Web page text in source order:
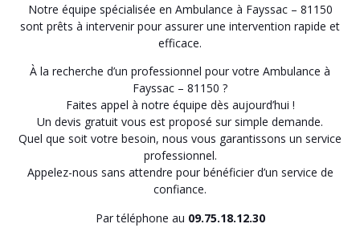
Notre équipe spécialisée en Ambulance à Fayssac – 81150
sont prêts à intervenir pour assurer une intervention rapide et
efficace.
À la recherche d’un professionnel pour votre Ambulance à
Fayssac – 81150 ?
Faites appel à notre équipe dès aujourd’hui !
Un devis gratuit vous est proposé sur simple demande.
Quel que soit votre besoin, nous vous garantissons un service
professionnel.
Appelez-nous sans attendre pour bénéficier d’un service de
confiance.
Par téléphone au 09.75.18.12.30